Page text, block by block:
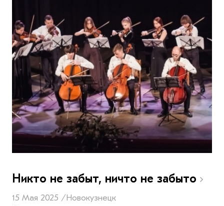
Никто не забыт, ничто не забыто
15 Мая 2025 /Новокузнецк